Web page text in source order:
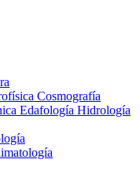
Cosmografía
Edafología Hidrología